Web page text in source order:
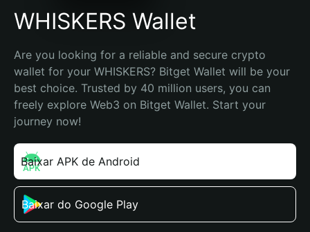
WHISKERS Wallet
Are you looking for a reliable and secure crypto
wallet for your WHISKERS? Bitget Wallet will be your
best choice. Trusted by 40 million users, you can
freely explore Web3 on Bitget Wallet. Start your
journey now!
Baixar APK de Android
Baixar do Google Play